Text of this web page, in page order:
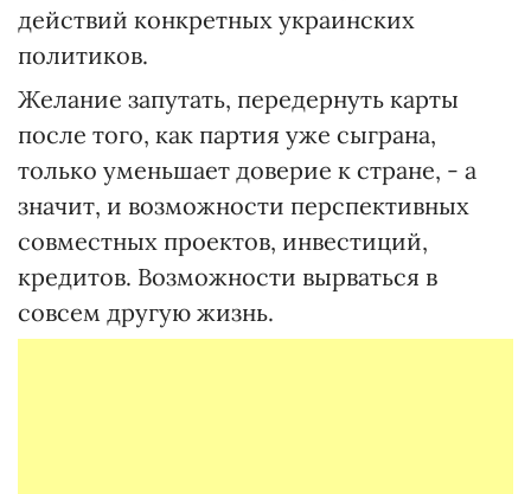
действий конкретных украинских
политиков.
Желание запутать, передернуть карты
после того, как партия уже сыграна,
только уменьшает доверие к стране, - а
значит, и возможности перспективных
совместных проектов, инвестиций,
кредитов. Возможности вырваться в
совсем другую жизнь.